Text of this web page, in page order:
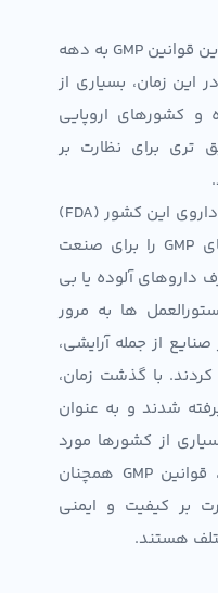
اولین تلاش های جدی برای تدوین قوانین GMP به دهه
این زمان، بسیاری از
و کشورهای اروپایی
تری برای نظارت بر
در ایالات متحده، سازمان غذا و داروی این کشور (FDA)
در سال 1963 دستورالعمل های GMP را برای صنعت
داروهای آلوده یا بی
ها به مرور
از جمله آرایشی،
با گذشت زمان،
شدند و به عنوان
از کشورها مورد
استفاده قرار گرفتند. تا امروز، قوانین GMP همچنان
بر کیفیت و ایمنی
هستند.